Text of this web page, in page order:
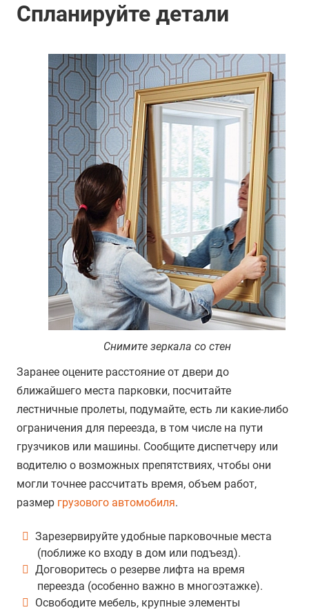
Спланируйте детали
Снимите зеркала со стен
Заранее оцените расстояние от двери до
ближайшего места парковки, посчитайте
лестничные пролеты, подумайте, есть ли какие-либо
ограничения для переезда, в том числе на пути
грузчиков или машины. Сообщите диспетчеру или
водителю о возможных препятствиях, чтобы они
могли точнее рассчитать время, объем работ,
размер грузового автомобиля.
Зарезервируйте удобные парковочные места
(поближе ко входу в дом или подъезд).
Договоритесь о резерве лифта на время
переезда (особенно важно в многоэтажке).
Освободите мебель, крупные элементы